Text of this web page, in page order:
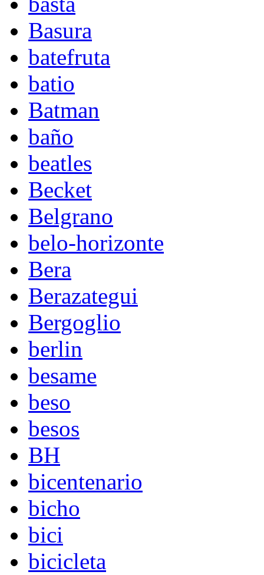
Basura
batefruta
batio
Batman
baño
beatles
Becket
Belgrano
belo-horizonte
Bera
Berazategui
Bergoglio
berlin
besame
beso
besos
BH
bicentenario
bicho
bici
bicicleta